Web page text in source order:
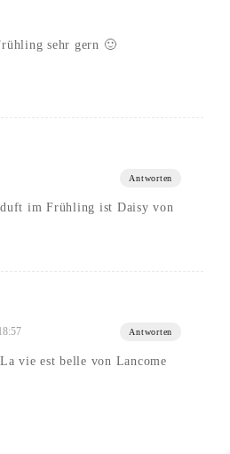
sehr gern 🙂
Antworten
im Frühling ist Daisy von
Antworten
vie est belle von Lancome